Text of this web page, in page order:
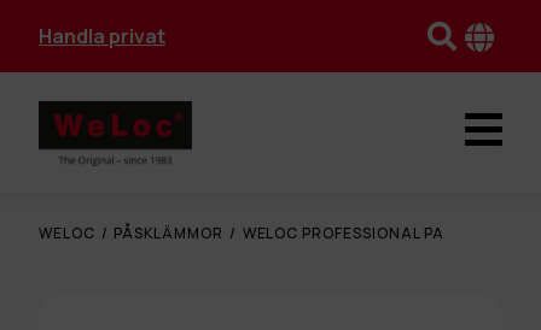
Handla privat
WELOC / PÅSKLÄMMOR / WELOC PROFESSIONAL PA